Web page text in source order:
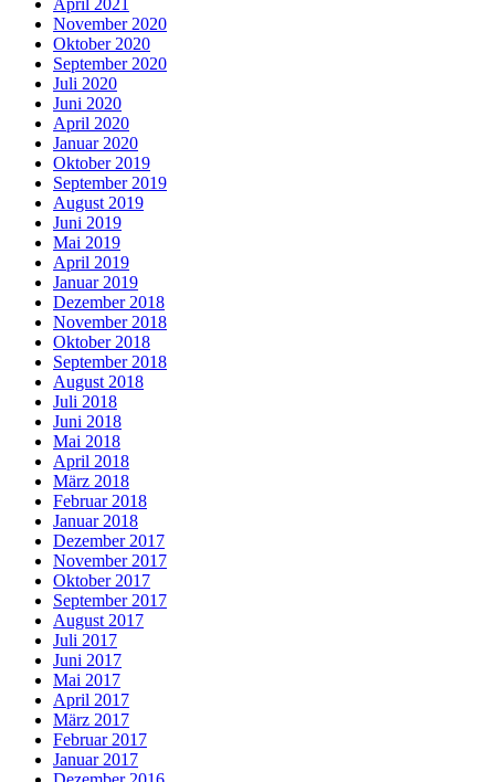
April 2021
November 2020
Oktober 2020
September 2020
Juli 2020
Juni 2020
April 2020
Januar 2020
Oktober 2019
September 2019
August 2019
Juni 2019
Mai 2019
April 2019
Januar 2019
Dezember 2018
November 2018
Oktober 2018
September 2018
August 2018
Juli 2018
Juni 2018
Mai 2018
April 2018
März 2018
Februar 2018
Januar 2018
Dezember 2017
November 2017
Oktober 2017
September 2017
August 2017
Juli 2017
Juni 2017
Mai 2017
April 2017
März 2017
Februar 2017
Januar 2017